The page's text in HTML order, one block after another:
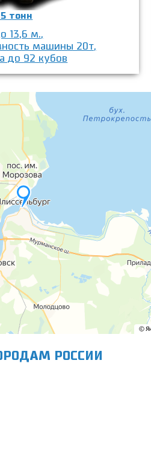
тонн
13,6 м.,
машины 20т,
до 92 кубов
РОССИИ